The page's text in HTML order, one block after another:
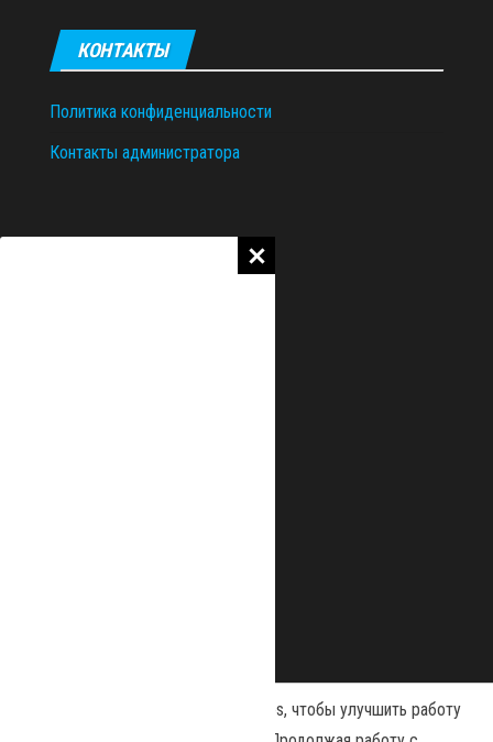
КОНТАКТЫ
Политика конфиденциальности
Контакты администратора
Наш сайт использует файлы cookies, чтобы улучшить работу